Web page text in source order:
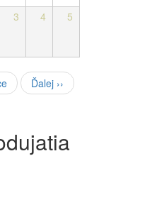
3 4 5
Ďalej ››